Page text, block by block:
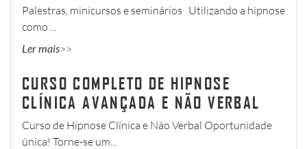
Palestras, minicursos e seminários Utilizando a hipnose
como ...
Ler mais
CURSO COMPLETO DE HIPNOSE
CLÍNICA AVANÇADA E NÃO VERBAL
Curso de Hipnose Clínica e Não Verbal Oportunidade
única! Torne-se um...